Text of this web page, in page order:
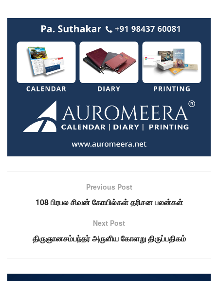
Previous Post
108 பிரபல சிவன் கோயில்கள் தரிசன பலன்கள்
Next Post
திருஞானசம்பந்தர் அருளிய கோளறு திருப்பதிகம்